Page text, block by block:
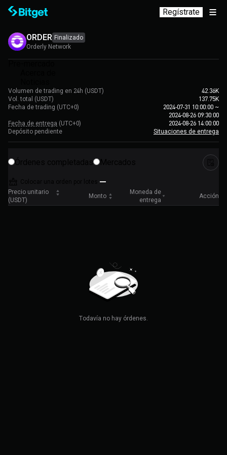
Regístrate
ORDER Finalizado
Orderly Network
Volumen de trading en 24h (USDT)
42.36K
Vol. total (USDT)
137.75K
Fecha de trading (UTC+0) 2024-07-31 10:00:00 ~
2024-08-26 09:30:00
Fecha de entrega (UTC+0)
2024-08-26 14:00:00
Depósito pendiente
Situaciones de entrega
Precio unitario
(USDT)
Monto
Moneda de
entrega
Acción
Todavía no hay órdenes.